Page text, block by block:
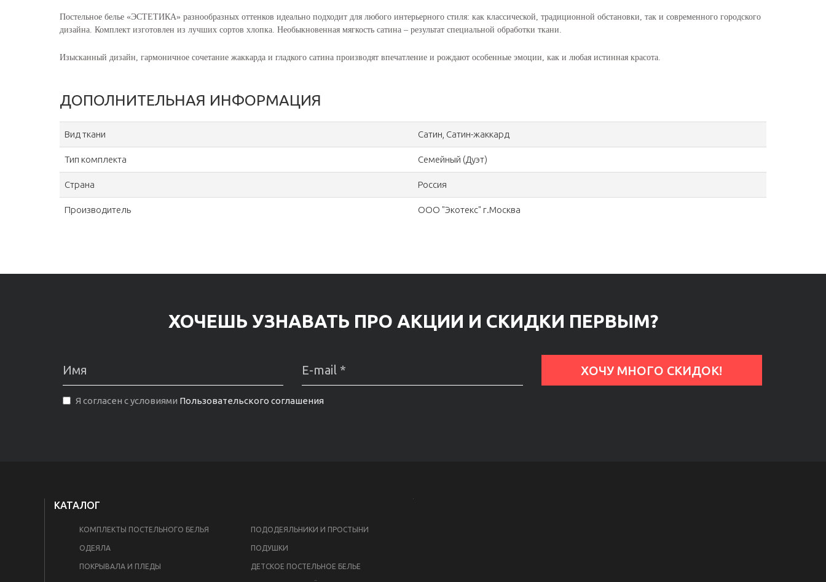
Постельное белье «ЭСТЕТИКА» разнообразных оттенков идеально подходит для любого интерьерного стиля: как классической, традиционной обстановки, так и современного городского
дизайна. Комплект изготовлен из лучших сортов хлопка. Необыкновенная мягкость сатина – результат специальной обработки ткани.
Изысканный дизайн, гармоничное сочетание жаккарда и гладкого сатина производят впечатление и рождают особенные эмоции, как и любая истинная красота.
ДОПОЛНИТЕЛЬНАЯ ИНФОРМАЦИЯ
Вид ткани Сатин, Сатин-жаккард
Тип комплекта Семейный (Дуэт)
Страна Россия
Производитель ООО "Экотекс" г.Москва
ХОЧЕШЬ УЗНАВАТЬ ПРО АКЦИИ И СКИДКИ ПЕРВЫМ?
Я согласен с условиями Пользовательского соглашения
КАТАЛОГ
КОМПЛЕКТЫ ПОСТЕЛЬНОГО БЕЛЬЯ ПОДОДЕЯЛЬНИКИ И ПРОСТЫНИ
ОДЕЯЛА ПОДУШКИ
ПОКРЫВАЛА И ПЛЕДЫ ДЕТСКОЕ ПОСТЕЛЬНОЕ БЕЛЬЕ